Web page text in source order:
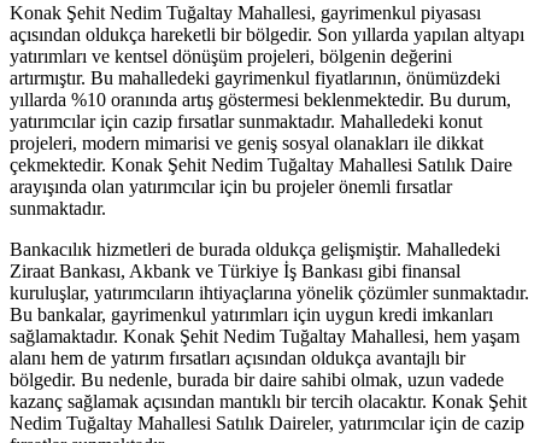
Konak Şehit Nedim Tuğaltay Mahallesi, gayrimenkul piyasası
açısından oldukça hareketli bir bölgedir. Son yıllarda yapılan altyapı
yatırımları ve kentsel dönüşüm projeleri, bölgenin değerini
artırmıştır. Bu mahalledeki gayrimenkul fiyatlarının, önümüzdeki
yıllarda %10 oranında artış göstermesi beklenmektedir. Bu durum,
yatırımcılar için cazip fırsatlar sunmaktadır. Mahalledeki konut
projeleri, modern mimarisi ve geniş sosyal olanakları ile dikkat
çekmektedir. Konak Şehit Nedim Tuğaltay Mahallesi Satılık Daire
arayışında olan yatırımcılar için bu projeler önemli fırsatlar
sunmaktadır.
Bankacılık hizmetleri de burada oldukça gelişmiştir. Mahalledeki
Ziraat Bankası, Akbank ve Türkiye İş Bankası gibi finansal
kuruluşlar, yatırımcıların ihtiyaçlarına yönelik çözümler sunmaktadır.
Bu bankalar, gayrimenkul yatırımları için uygun kredi imkanları
sağlamaktadır. Konak Şehit Nedim Tuğaltay Mahallesi, hem yaşam
alanı hem de yatırım fırsatları açısından oldukça avantajlı bir
bölgedir. Bu nedenle, burada bir daire sahibi olmak, uzun vadede
kazanç sağlamak açısından mantıklı bir tercih olacaktır. Konak Şehit
Nedim Tuğaltay Mahallesi Satılık Daireler, yatırımcılar için de cazip